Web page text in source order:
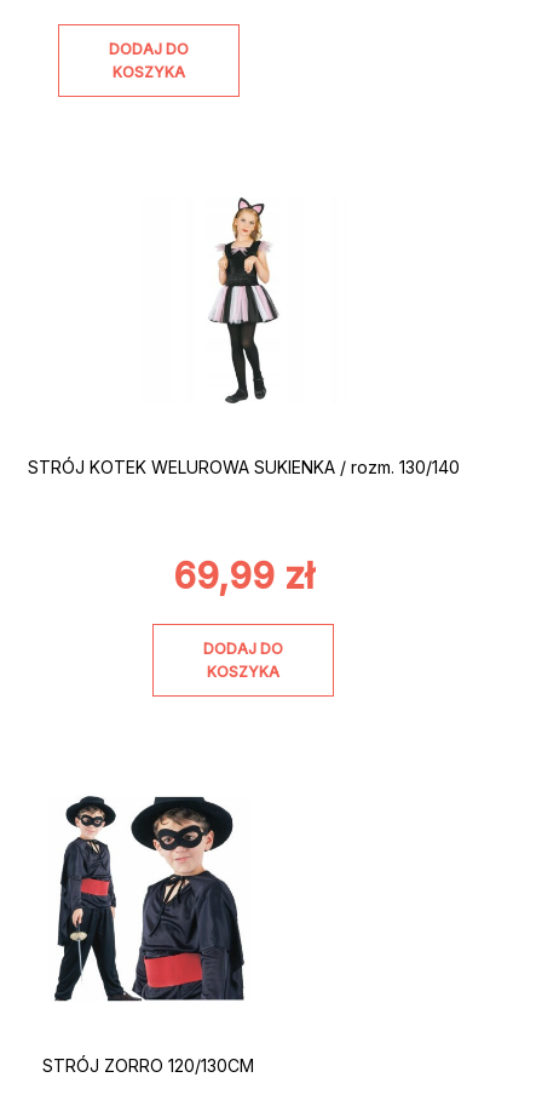
DODAJ DO
KOSZYKA
STRÓJ KOTEK WELUROWA SUKIENKA / rozm. 130/140
69,99 zł
DODAJ DO
KOSZYKA
STRÓJ ZORRO 120/130CM